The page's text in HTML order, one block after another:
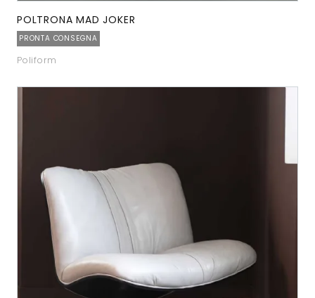
POLTRONA MAD JOKER
PRONTA CONSEGNA
Poliform